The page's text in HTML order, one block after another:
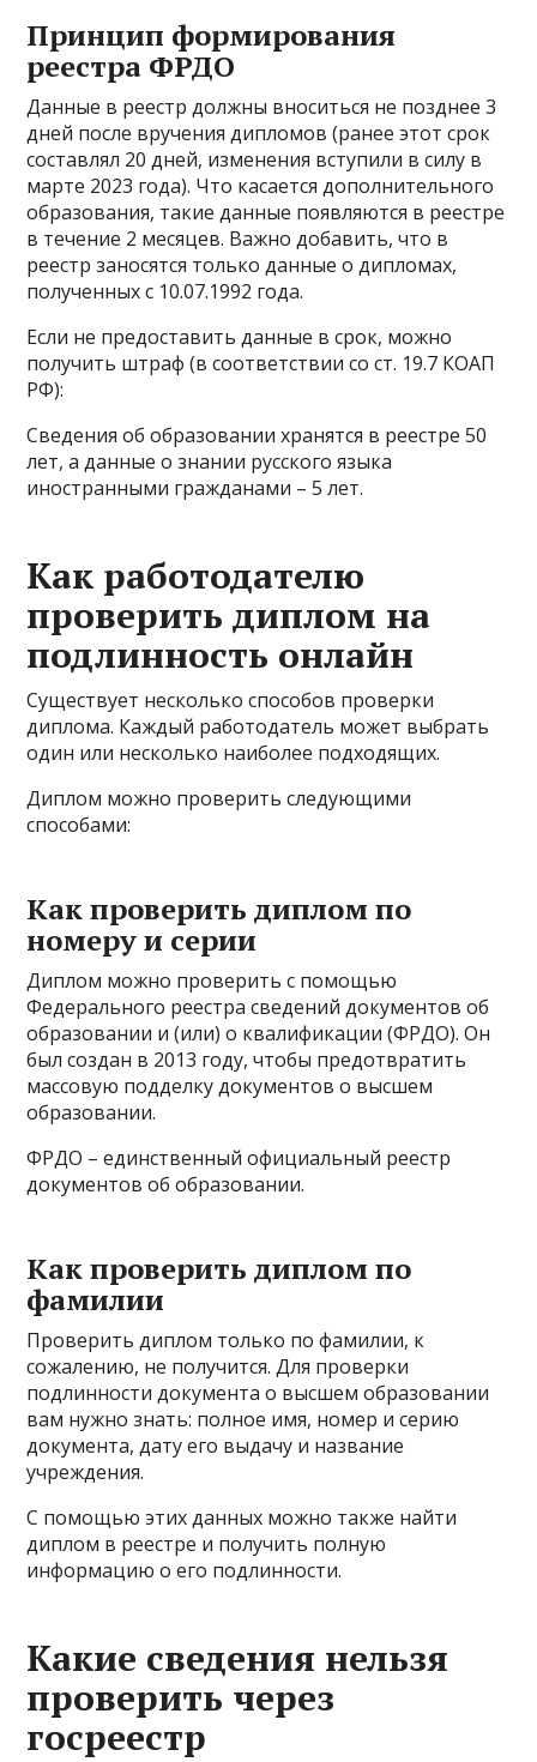
Принцип формирования
реестра ФРДО
Данные в реестр должны вноситься не позднее 3
дней после вручения дипломов (ранее этот срок
составлял 20 дней, изменения вступили в силу в
марте 2023 года). Что касается дополнительного
образования, такие данные появляются в реестре
в течение 2 месяцев. Важно добавить, что в
реестр заносятся только данные о дипломах,
полученных с 10.07.1992 года.
Если не предоставить данные в срок, можно
получить штраф (в соответствии со ст. 19.7 КОАП
РФ):
Сведения об образовании хранятся в реестре 50
лет, а данные о знании русского языка
иностранными гражданами – 5 лет.
Как работодателю
проверить диплом на
подлинность онлайн
Существует несколько способов проверки
диплома. Каждый работодатель может выбрать
один или несколько наиболее подходящих.
Диплом можно проверить следующими
способами:
Как проверить диплом по
номеру и серии
Диплом можно проверить с помощью
Федерального реестра сведений документов об
образовании и (или) о квалификации (ФРДО). Он
был создан в 2013 году, чтобы предотвратить
массовую подделку документов о высшем
образовании.
ФРДО – единственный официальный реестр
документов об образовании.
Как проверить диплом по
фамилии
Проверить диплом только по фамилии, к
сожалению, не получится. Для проверки
подлинности документа о высшем образовании
вам нужно знать: полное имя, номер и серию
документа, дату его выдачу и название
учреждения.
С помощью этих данных можно также найти
диплом в реестре и получить полную
информацию о его подлинности.
Какие сведения нельзя
проверить через
госреестр